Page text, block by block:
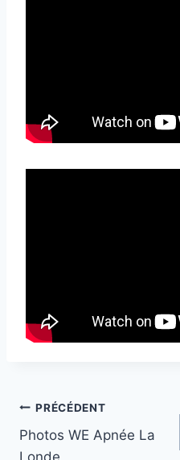
Navigation
de
PRÉCÉDENT
Photos WE Apnée La